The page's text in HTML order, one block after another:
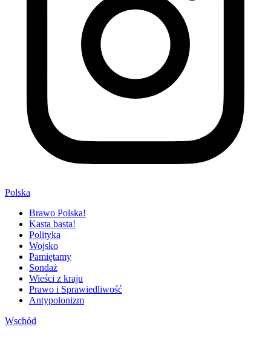
Polska
Brawo Polska!
Kasta basta!
Polityka
Wojsko
Pamiętamy
Sondaż
Wieści z kraju
Prawo i Sprawiedliwość
Antypolonizm
Wschód